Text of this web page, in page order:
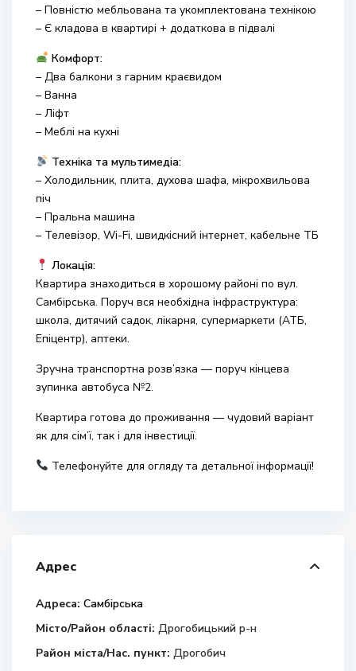
– Повністю мебльована та укомплектована технікою
– Є кладова в квартирі + додаткова в підвалі
Комфорт:
– Два балкони з гарним краєвидом
– Ванна
– Ліфт
– Меблі на кухні
Техніка та мультимедіа:
– Холодильник, плита, духова шафа, мікрохвильова
піч
– Пральна машина
– Телевізор, Wi-Fi, швидкісний інтернет, кабельне ТБ
Локація:
Квартира знаходиться в хорошому районі по вул.
Самбірська. Поруч вся необхідна інфраструктура:
школа, дитячий садок, лікарня, супермаркети (АТБ,
Епіцентр), аптеки.
Зручна транспортна розв’язка — поруч кінцева
зупинка автобуса №2.
Квартира готова до проживання — чудовий варіант
як для сім’ї, так і для інвестиції.
Телефонуйте для огляду та детальної інформації!
Адрес
Адреса: Самбірська
Місто/Район області: Дрогобицький р-н
Район міста/Нас. пункт: Дрогобич